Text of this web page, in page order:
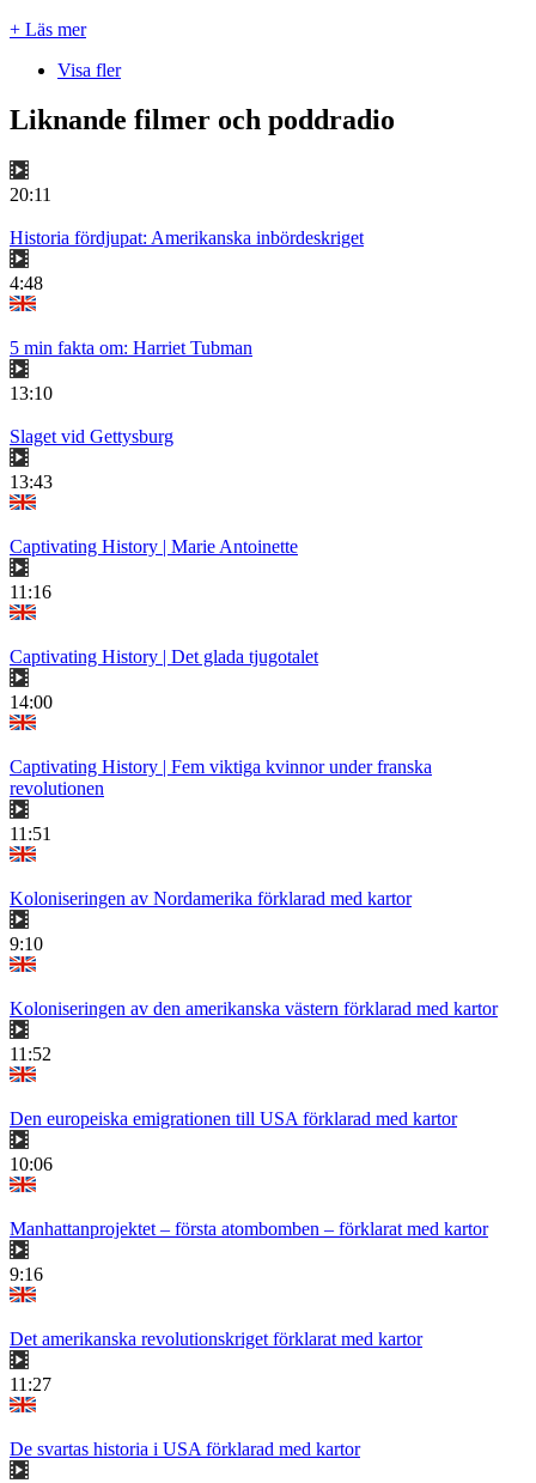
+ Läs mer
Visa fler
Liknande filmer och poddradio
20:11
Historia fördjupat: Amerikanska inbördeskriget
4:48
5 min fakta om: Harriet Tubman
13:10
Slaget vid Gettysburg
13:43
Captivating History | Marie Antoinette
11:16
Captivating History | Det glada tjugotalet
14:00
Captivating History | Fem viktiga kvinnor under franska
revolutionen
11:51
Koloniseringen av Nordamerika förklarad med kartor
9:10
Koloniseringen av den amerikanska västern förklarad med kartor
11:52
Den europeiska emigrationen till USA förklarad med kartor
10:06
Manhattanprojektet – första atombomben – förklarat med kartor
9:16
Det amerikanska revolutionskriget förklarat med kartor
11:27
De svartas historia i USA förklarad med kartor